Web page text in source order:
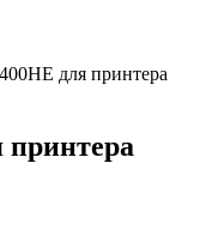
для принтера
принтера